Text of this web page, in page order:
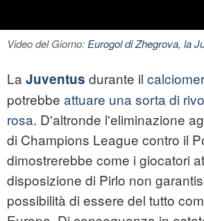
Video del Giorno:Eurogol di Zhegrova, la
La Juventus durante il
potrebbe attuare una sorta di
rosa. D'altronde l'eliminazione
di Champions League contro il
dimostrerebbe come i giocatori
disposizione di Pirlo non
possibilità di essere del tutto